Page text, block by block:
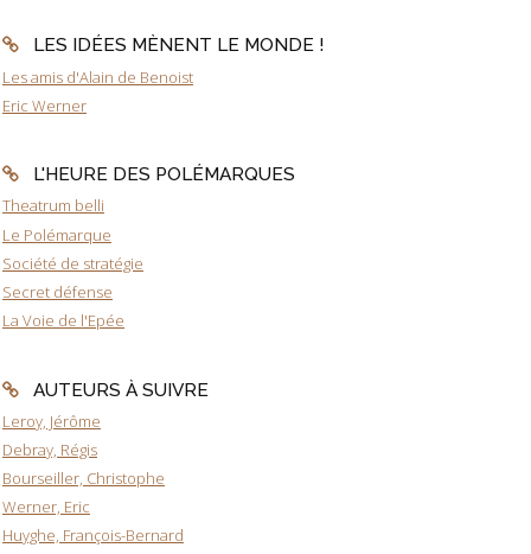
LES IDÉES MÈNENT LE MONDE !
Les amis d'Alain de Benoist
Eric Werner
L'HEURE DES POLÉMARQUES
Theatrum belli
Le Polémarque
Société de stratégie
Secret défense
La Voie de l'Epée
AUTEURS À SUIVRE
Leroy, Jérôme
Debray, Régis
Bourseiller, Christophe
Werner, Eric
Huyghe, François-Bernard